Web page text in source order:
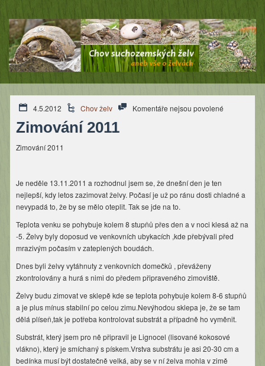
4.5.2012 Chov želv Komentáře nejsou povolené
Zimování 2011
Zimování 2011
Je neděle 13.11.2011 a rozhodnul jsem se, že dnešní den je ten
nejlepší, kdy letos zazimovat želvy. Počasí je už po ránu dosti chladné a
nevypadá to, že by se mělo oteplit. Tak se jde na to.
Teplota venku se pohybuje kolem 8 stupňů přes den a v noci klesá až na
-5. Želvy byly doposud ve venkovních ubykacích ,kde přebývali před
mrazivým počasím v zateplených boudách.
Dnes byli želvy vytáhnuty z venkovních domečků , převáženy
zkontrolovány a hurá s nimi do předem připraveného zimoviště.
Želvy budu zimovat ve sklepě kde se teplota pohybuje kolem 8-6 stupňů
a je plus mínus stabilní po celou zimu.Nevýhodou sklepa je, že se tam
dělá plíseň,tak je potřeba kontrolovat substrát a případně ho vyměnit.
Substrát, který jsem pro ně připravil je Lignocel (lisované kokosové
vlákno), který je smíchaný s pískem.Vrstva substrátu je asi 20-30 cm a
bedínka musí být dostatečně velká, aby se v ní želva mohla v zimě